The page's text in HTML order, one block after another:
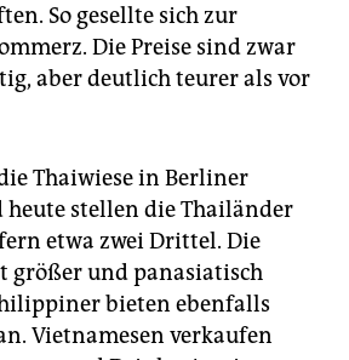
So gesellte sich zur
Die Preise sind zwar
aber deutlich teurer als vor
Thaiwiese in Berliner
heute stellen die Thailänder
etwa zwei Drittel. Die
größer und panasiatisch
bieten ebenfalls
Vietnamesen verkaufen